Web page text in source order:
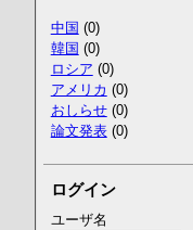
中国 (0)
韓国 (0)
ロシア (0)
アメリカ (0)
おしらせ(0)
論文発表(0)
ログイン
ユーザ名